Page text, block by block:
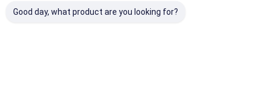
Good day, what product are you looking for?